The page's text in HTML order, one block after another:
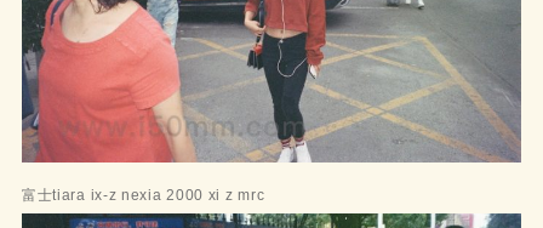
富士tiara ix-z nexia 2000 xi z mrc